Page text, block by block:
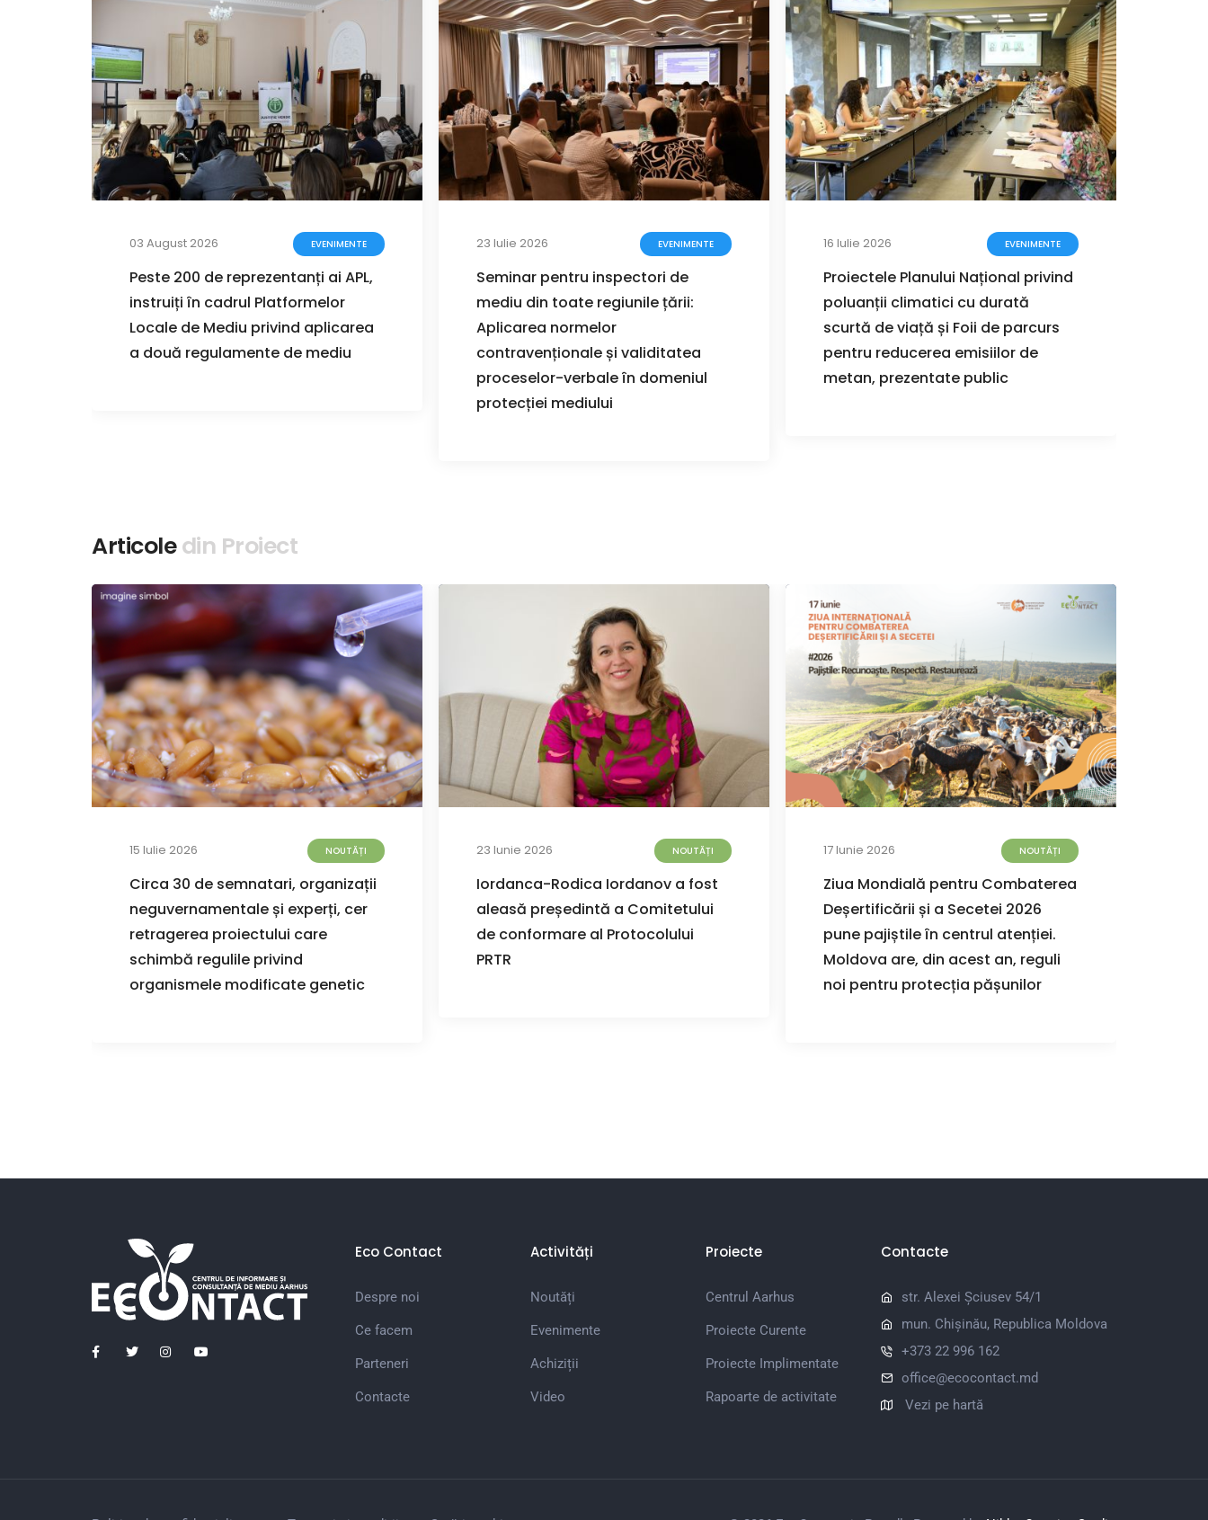
03 August 2026 EVENIMENTE
Peste 200 de reprezentanți ai APL,
instruiți în cadrul Platformelor
Locale de Mediu privind aplicarea
a două regulamente de mediu
23 Iulie 2026 EVENIMENTE
Seminar pentru inspectori de
mediu din toate regiunile țării:
Aplicarea normelor
contravenționale și validitatea
proceselor-verbale în domeniul
protecției mediului
16 Iulie 2026 EVENIMENTE
Proiectele Planului Național privind
poluanții climatici cu durată
scurtă de viață și Foii de parcurs
pentru reducerea emisiilor de
metan, prezentate public
Articoledin Proiect
15 Iulie 2026 NOUTĂȚI
Circa 30 de semnatari, organizații
neguvernamentale și experți, cer
retragerea proiectului care
schimbă regulile privind
organismele modificate genetic
23 Iunie 2026 NOUTĂȚI
Iordanca-Rodica Iordanov a fost
aleasă președintă a Comitetului
de conformare al Protocolului
PRTR
17 Iunie 2026 NOUTĂȚI
Ziua Mondială pentru Combaterea
Deșertificării și a Secetei 2026
pune pajiștile în centrul atenției.
Moldova are, din acest an, reguli
noi pentru protecția pășunilor
Eco Contact
Despre noi
Ce facem
Parteneri
Contacte
Activități
Noutăți
Evenimente
Achiziții
Video
Proiecte
Centrul Aarhus
Proiecte Curente
Proiecte Implimentate
Rapoarte de activitate
Contacte
str. Alexei Șciusev 54/1
mun. Chișinău, Republica Moldova
+373 22 996 162
office@ecocontact.md
Vezi pe hartă